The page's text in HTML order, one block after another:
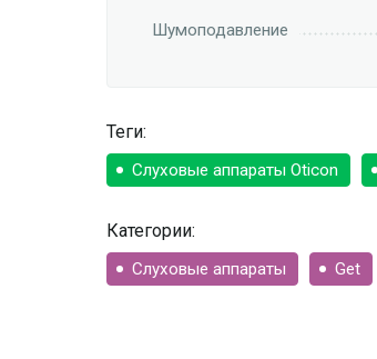
Шумоподавление
Теги:
Слуховые аппараты Oticon
Категории:
Слуховые аппараты Get